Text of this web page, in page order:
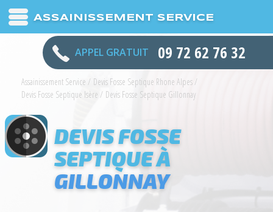
ASSAINISSEMENT SERVICE
APPEL GRATUIT 09 72 62 76 32
Assainissement Service / Devis Fosse Septique Rhone Alpes /
Devis Fosse Septique Isère / Devis Fosse Septique Gillonnay
DEVIS FOSSE
SEPTIQUE À
GILLONNAY